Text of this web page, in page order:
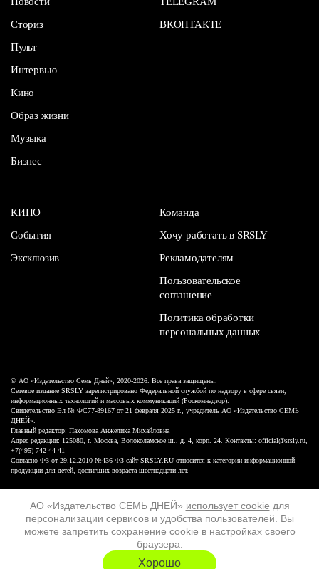
АО «Издательство СЕМЬ ДНЕЙ» использует cookie для
персонализации сервисов и удобства пользователей. Вы
можете запретить сохранение cookie в настройках своего
браузера.
Хорошо
Сториз
Пульт
Интервью
Кино
Образ жизни
Музыка
Бизнес
ВКОНТАКТЕ
КИНО
События
Эксклюзив
Команда
Хочу работать в SRSLY
Рекламодателям
Пользовательское
соглашение
Политика обработки
персональных данных
16+
© АО «Издательство Семь Дней», 2020-2026. Все права защищены.
Сетевое издание SRSLY зарегистрировано Федеральной службой по надзору в сфере связи,
информационных технологий и массовых коммуникаций (Роскомнадзор).
Свидетельство Эл № ФС77-89167 от 21 февраля 2025 г., учредитель АО «Издательство СЕМЬ
ДНЕЙ».
Главный редактор: Пахомова Анжелика Михайловна
Адрес редакции: 125080, г. Москва, Волоколамское ш., д. 4, корп. 24. Контакты: official@srsly.ru,
+7(495) 742-44-41
Согласно ФЗ от 29.12.2010 №436-ФЗ сайт SRSLY.RU относится к категории информационной
продукции для детей, достигших возраста шестнадцати лет.
ХОЧУ ЕЩЁ